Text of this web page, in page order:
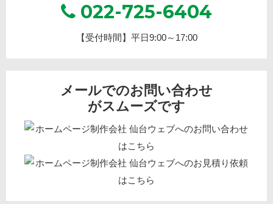
022-725-6404
【受付時間】平日9:00～17:00
メールでのお問い合わせ
がスムーズです